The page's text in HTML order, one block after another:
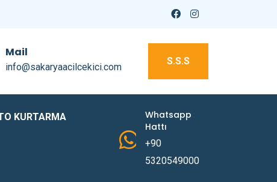
Mail
info@sakaryaacilcekici.com S.S.S
KURTARMA
Whatsapp
Hattı
+90
5320549000